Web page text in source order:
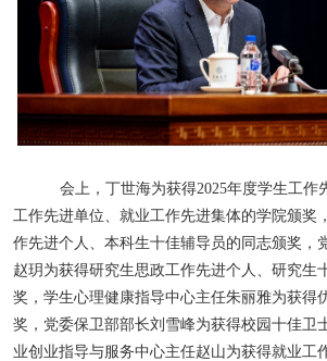
会上，丁世海为获得2025年度学生工作
工作先进单位、就业工作先进集体的学院颁奖
作先进个人、本科生十佳辅导员的同志颁奖，
赵玥为获得研究生思政工作先进个人、研究生
奖，学生心理健康指导中心主任朱丽雅为获得
奖，党委保卫部部长刘雪峰为获得校园十佳卫
业创业指导与服务中心主任赵山为获得就业工